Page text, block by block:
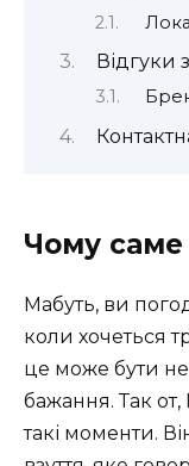
Відгуки
Чому
Мабуть, ви
коли хочеться
це може бути
бажання. Так
такі моменти.